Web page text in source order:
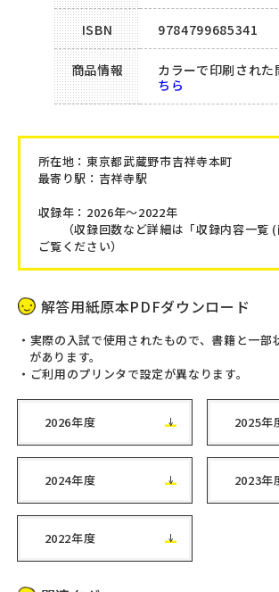
ISBN 9784799685341
商品情報 カラーで印刷された
ちら
所在地：東京都武蔵野市吉祥寺本町
最寄り駅：吉祥寺駅
収録年：2026年～2022年
（収録回数など詳細は「収録内容一覧 (
ご覧ください）
解答用紙原本PDFダウンロード
実際の入試で使用されたもので、書籍と一部
があります。
ご利用のプリンタで設定が異なります。
2026年度 2025年
2024年度 2023年
2022年度